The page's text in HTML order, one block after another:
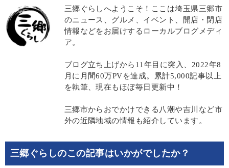
三郷ぐらしへようこそ！ここは埼玉県三郷市
のニュース、グルメ、イベント、開店・閉店
情報などをお届けするローカルブログメディ
ア。
ブログ立ち上げから11年目に突入、2022年8
月に月間60万PVを達成。累計5,000記事以上
を執筆、現在もほぼ毎日更新中！
三郷市からおでかけできる八潮や吉川など市
外の近隣地域の情報も紹介しています。
三郷ぐらしのこの記事はいかがでしたか？